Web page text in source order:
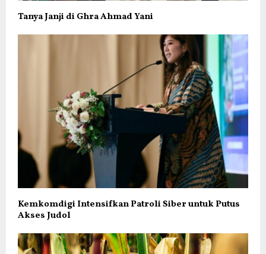
Tanya Janji di Ghra Ahmad Yani
Kemkomdigi Intensifkan Patroli Siber untuk Putus
Akses Judol